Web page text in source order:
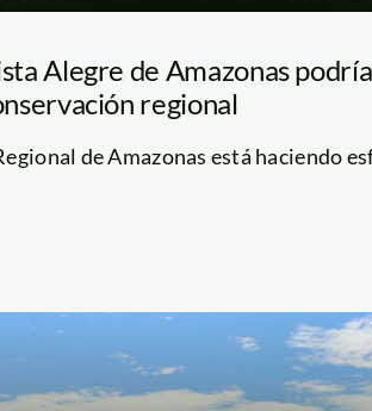
Alegre de Amazonas
regional
de Amazonas está haciendo